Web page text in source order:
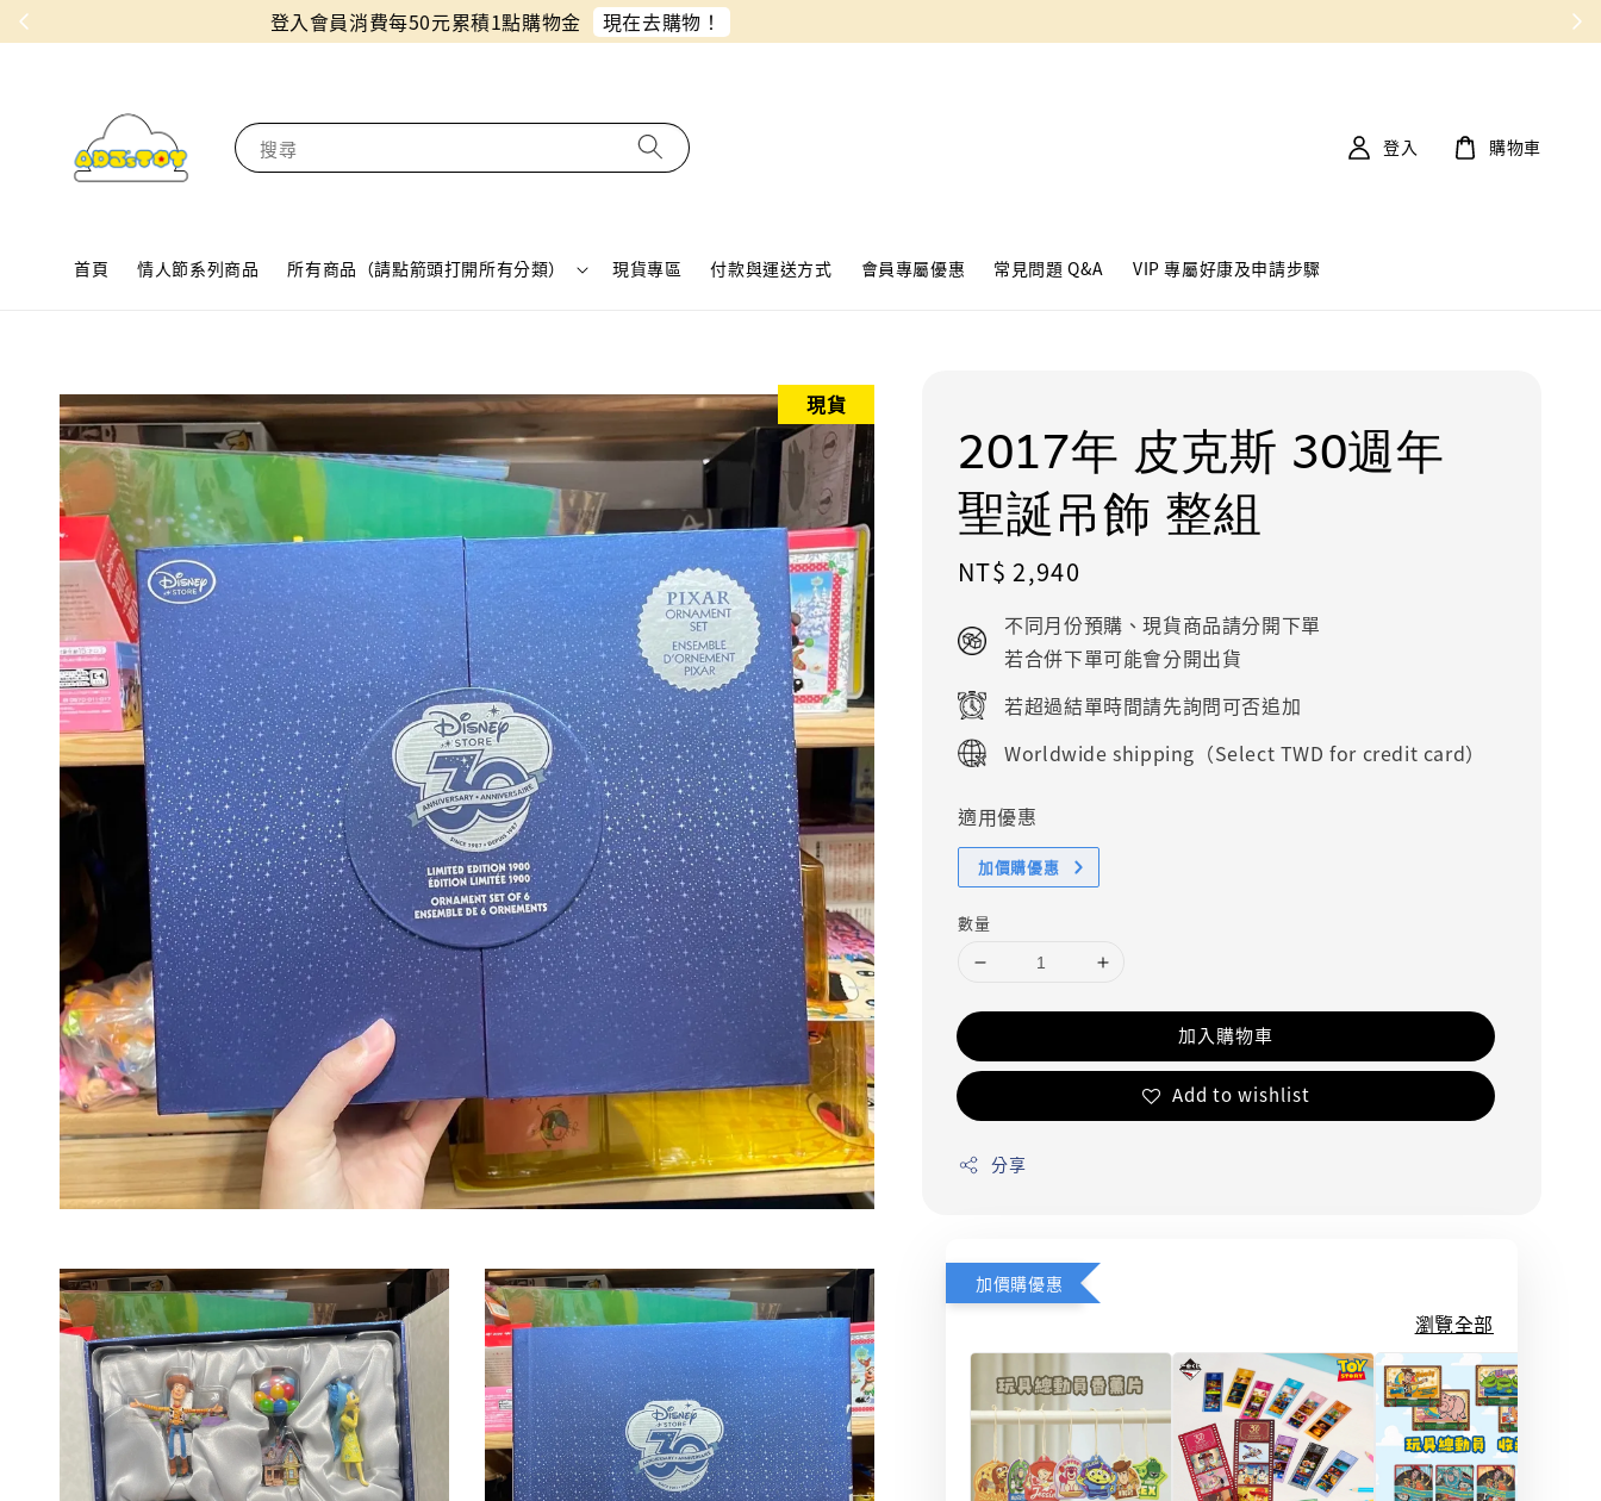
同月份預購單免費合併！只需付一筆運費
搜尋
首頁 情人節系列商品 所有商品（請點箭頭打開所有分類） 現貨專區 付款與運送方式 會員專屬優惠 常見問題 Q&A VIP 專屬好康及申請步驟
登入 購物車
現貨
2017年 皮克斯 30週年
聖誕吊飾 整組
Regular
NT$ 2,940
不同月份預購、現貨商品請分開下單
若合併下單可能會分開出貨
若超過結單時間請先詢問可否追加
Worldwide shipping（Select TWD for credit card）
適用優惠
加價購優惠
數量
加入購物車
Add to wishlist
分享
加價購優惠
瀏覽全部